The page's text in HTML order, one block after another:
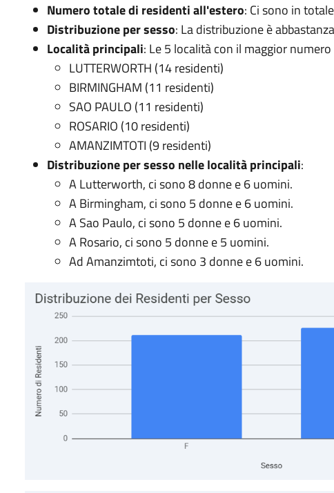
Numero totale di residenti all'estero: Ci sono in
Distribuzione per sesso: La distribuzione è
Località principali: Le 5 località con il maggior
LUTTERWORTH (14 residenti)
BIRMINGHAM (11 residenti)
SAO PAULO (11 residenti)
ROSARIO (10 residenti)
AMANZIMTOTI (9 residenti)
Distribuzione per sesso nelle località principali:
A Lutterworth, ci sono 8 donne e 6 uomini.
A Birmingham, ci sono 5 donne e 6 uomini.
A Sao Paulo, ci sono 5 donne e 6 uomini.
A Rosario, ci sono 5 donne e 5 uomini.
Ad Amanzimtoti, ci sono 3 donne e 6 uomini.